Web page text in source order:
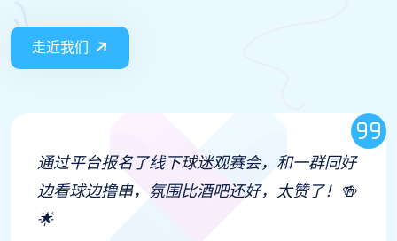
走近我们
去现场看足球联赛，从入场到散场都很有序，
还有免费的应援棒发，跟着大合唱队歌的瞬间
鸡皮疙瘩都起来了🏟️